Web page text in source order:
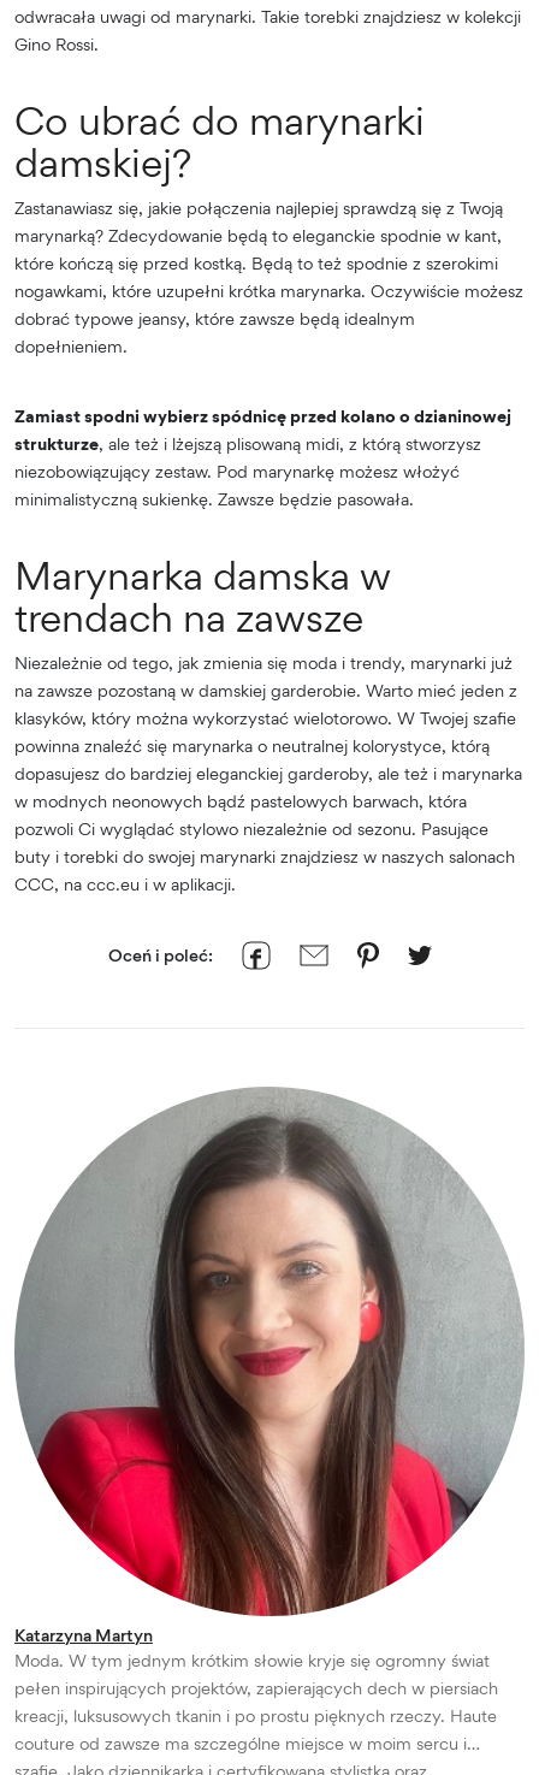
odwracała uwagi od marynarki. Takie torebki znajdziesz w kolekcji
Gino Rossi.
Co ubrać do marynarki
damskiej?
Zastanawiasz się, jakie połączenia najlepiej sprawdzą się z Twoją
marynarką? Zdecydowanie będą to eleganckie spodnie w kant,
które kończą się przed kostką. Będą to też spodnie z szerokimi
nogawkami, które uzupełni krótka marynarka. Oczywiście możesz
dobrać typowe jeansy, które zawsze będą idealnym
dopełnieniem.
Zamiast spodni wybierz spódnicę przed kolano o dzianinowej
strukturze, ale też i lżejszą plisowaną midi, z którą stworzysz
niezobowiązujący zestaw. Pod marynarkę możesz włożyć
minimalistyczną sukienkę. Zawsze będzie pasowała.
Marynarka damska w
trendach na zawsze
Niezależnie od tego, jak zmienia się moda i trendy, marynarki już
na zawsze pozostaną w damskiej garderobie. Warto mieć jeden z
klasyków, który można wykorzystać wielotorowo. W Twojej szafie
powinna znaleźć się marynarka o neutralnej kolorystyce, którą
dopasujesz do bardziej eleganckiej garderoby, ale też i marynarka
w modnych neonowych bądź pastelowych barwach, która
pozwoli Ci wyglądać stylowo niezależnie od sezonu. Pasujące
buty i torebki do swojej marynarki znajdziesz w naszych salonach
CCC, na ccc.eu i w aplikacji.
Oceń i poleć:
Katarzyna Martyn
Moda. W tym jednym krótkim słowie kryje się ogromny świat
pełen inspirujących projektów, zapierających dech w piersiach
kreacji, luksusowych tkanin i po prostu pięknych rzeczy. Haute
couture od zawsze ma szczególne miejsce w moim sercu i…